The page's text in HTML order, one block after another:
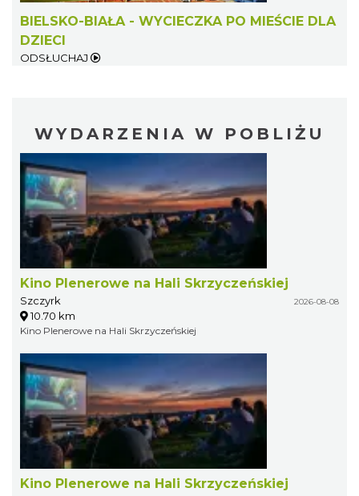
BIELSKO-BIAŁA - WYCIECZKA PO MIEŚCIE DLA
DZIECI
ODSŁUCHAJ
WYDARZENIA W POBLIŻU
Kino Plenerowe na Hali Skrzyczeńskiej
Szczyrk 2026-08-08
10.70 km
Kino Plenerowe na Hali Skrzyczeńskiej
Kino Plenerowe na Hali Skrzyczeńskiej